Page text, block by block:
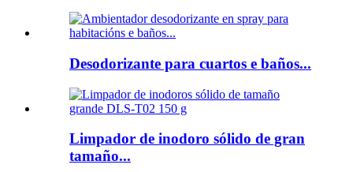
Desodorizante para cuartos e baños...
Limpador de inodoro sólido de gran
tamaño...